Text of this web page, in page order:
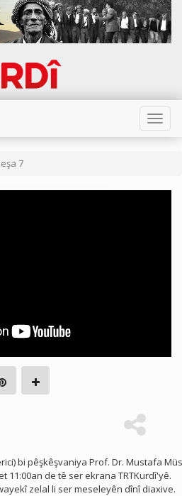
Toggle
7
bi pêşkêşvaniya Prof. Dr. Mustafa
11:00an de tê ser ekrana TRTKurdî'yê.
zelal li ser meseleyên dînî diaxive.